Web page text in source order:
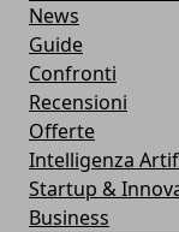
News
Guide
Confronti
Recensioni
Offerte
Intelligenza
Startup &
Business